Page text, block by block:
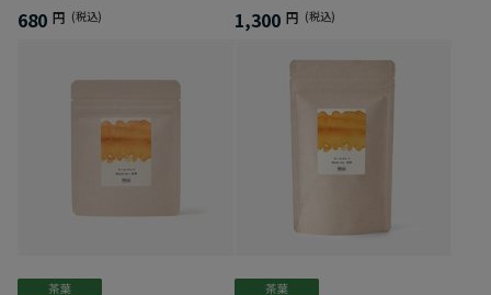
680 円 (税込) 1,300 円 (税込)